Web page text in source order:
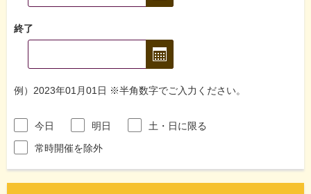
終了
例）2023年01月01日 ※半角数字でご入力ください。
今日 明日
土・日に限る
常時開催を除外